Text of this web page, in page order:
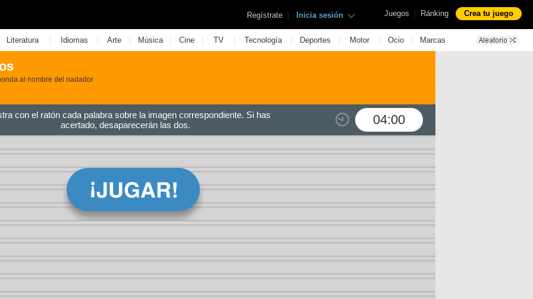
Juegos | Ránking Crea tu juego
Regístrate | Inicia sesión
Literatura | Idiomas | Arte | Música | Cine | TV | Tecnología | Deportes | Motor | Ocio | Marcas
al nombre del nadador
04:00
con el ratón cada palabra sobre la imagen correspondiente. Si has
acertado, desaparecerán las dos.